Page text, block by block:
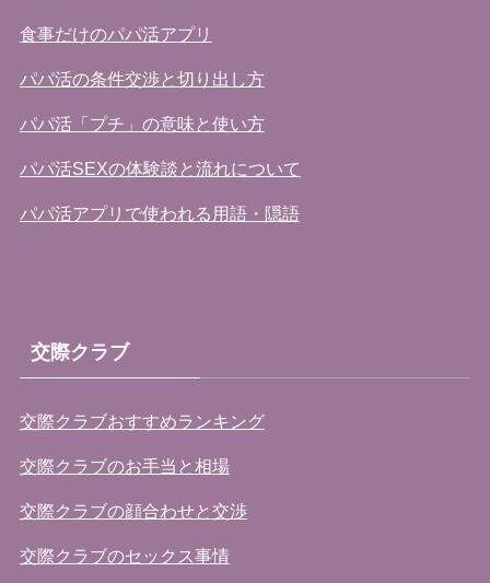
食事だけのパパ活アプリ
パパ活の条件交渉と切り出し方
パパ活「プチ」の意味と使い方
パパ活SEXの体験談と流れについて
パパ活アプリで使われる用語・隠語
交際クラブ
交際クラブおすすめランキング
交際クラブのお手当と相場
交際クラブの顔合わせと交渉
交際クラブのセックス事情